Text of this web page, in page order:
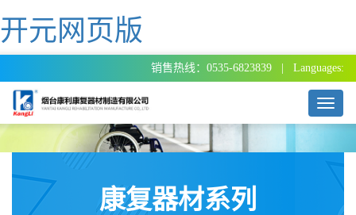
开元网页版
销售热线：0535-6823839 | Languages:
T
o
g
康复器材系列